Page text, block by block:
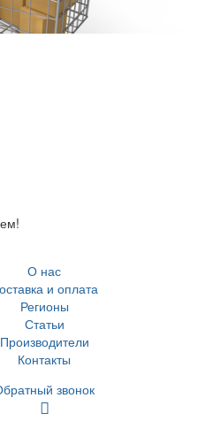
О нас
и оплата
Регионы
Статьи
Производители
Контакты
звонок